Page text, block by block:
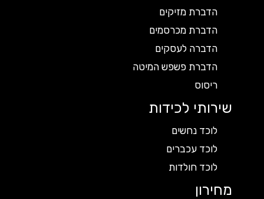
הדברת מזיקים
הדברת מכרסמים
הדברה לעסקים
הדברת פשפש המיטה
ריסוס
שירותי לכידות
לוכד נחשים
לוכד עכברים
לוכד חולדות
מחירון